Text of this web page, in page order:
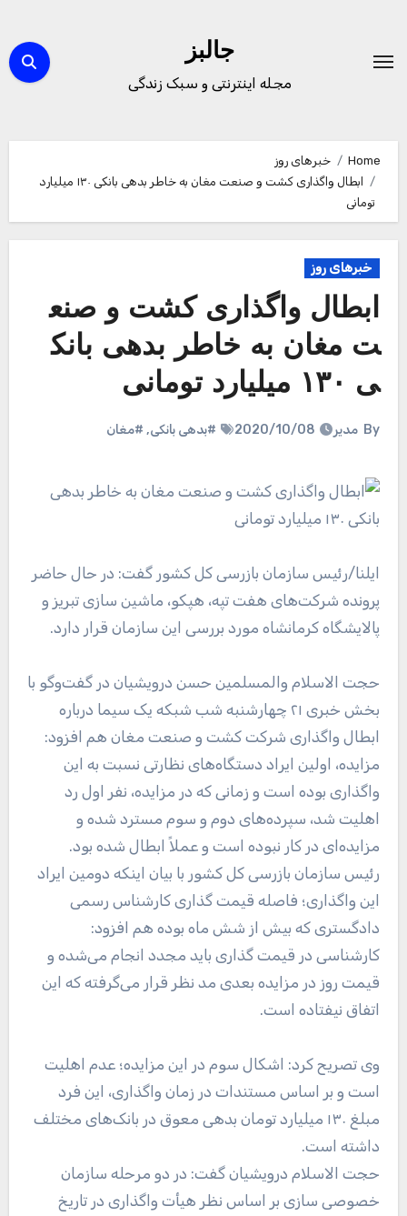
content
جالبز
مجله اینترنتی و سبک زندگی
Home
خبرهای روز
ابطال واگذاری کشت و صنعت مغان به خاطر بدهی بانکی ۱۳۰ میلیارد
تومانی
خبرهای روز
ابطال واگذاری کشت و صنع
ت مغان به خاطر بدهی بانک
ی ۱۳۰ میلیارد تومانی
By مدیر 2020/10/08 #بدهی بانکی, #مغان
ایلنا/رئیس سازمان بازرسی کل کشور گفت: در حال حاضر
پرونده شرکت‌های هفت تپه، هپکو، ماشین سازی تبریز و
پالایشگاه کرمانشاه مورد بررسی این سازمان قرار دارد.
حجت الاسلام والمسلمین حسن درویشیان در گفت‌وگو با
بخش خبری ۲۱ چهارشنبه شب شبکه یک سیما درباره
ابطال واگذاری شرکت کشت و صنعت مغان هم افزود:
مزایده، اولین ایراد دستگاه‌های نظارتی نسبت به این
واگذاری بوده است و زمانی که در مزایده، نفر اول رد
اهلیت شد، سپرده‌های دوم و سوم مسترد شده و
مزایده‌ای در کار نبوده است و عملاً ابطال شده بود.
رئیس سازمان بازرسی کل کشور با بیان اینکه دومین ایراد
این واگذاری؛ فاصله قیمت گذاری کارشناس رسمی
دادگستری که بیش از شش ماه بوده هم افزود:
کارشناسی در قیمت گذاری باید مجدد انجام می‌شده و
قیمت روز در مزایده بعدی مد نظر قرار می‌گرفته که این
اتفاق نیفتاده است.
وی تصریح کرد: اشکال سوم در این مزایده؛ عدم اهلیت
است و بر اساس مستندات در زمان واگذاری، این فرد
مبلغ ۱۳۰ میلیارد تومان بدهی معوق در بانک‌های مختلف
داشته است.
حجت الاسلام درویشیان گفت: در دو مرحله سازمان
خصوصی سازی بر اساس نظر هیأت واگذاری در تاریخ